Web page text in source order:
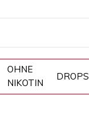
OHNE
NIKOTIN
DROPS